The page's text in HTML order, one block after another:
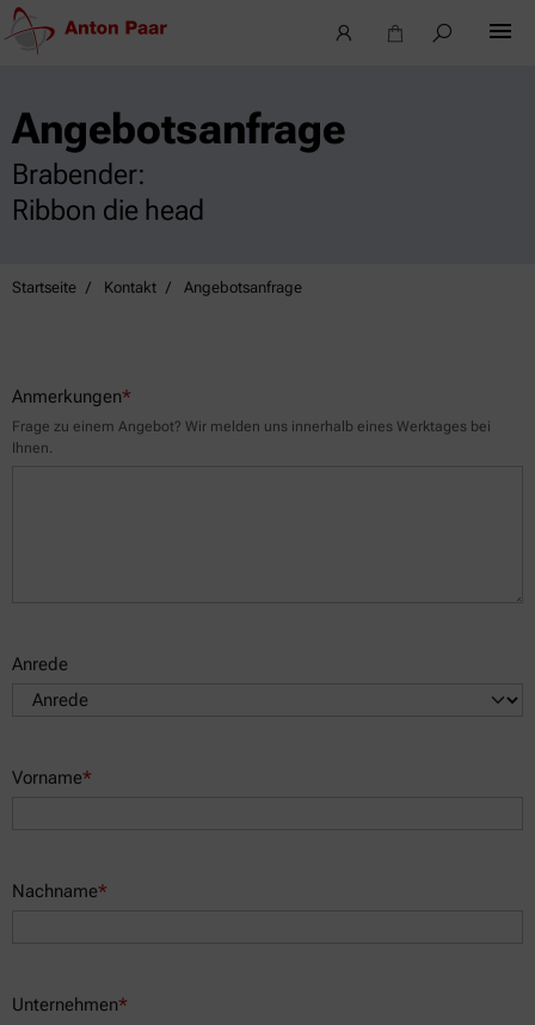
Angebotsanfrage
Brabender:
Ribbon die head
Startseite Kontakt Angebotsanfrage
Anmerkungen*
Frage zu einem Angebot? Wir melden uns innerhalb eines Werktages bei
Ihnen.
Anrede
Vorname*
Nachname*
Unternehmen*